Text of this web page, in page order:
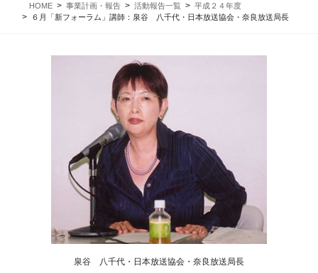
HOME 事業計画・報告 活動報告一覧
平成２４年度
６月「新フォーラム」講師：泉谷 八千代・日本放送協会・奈良放送局長
泉谷 八千代・日本放送協会・奈良放送局長